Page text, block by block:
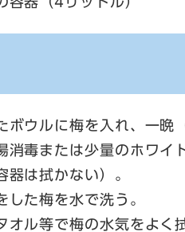
ボウルに梅を入れ、一晩
消毒または少量のホワイ
器は拭かない）。
した梅を水で洗う。
オル等で梅の水気をよく